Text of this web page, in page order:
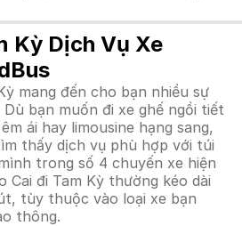
Kỳ Dịch Vụ Xe
mang đến cho bạn nhiều sự
bạn muốn đi xe ghế ngồi tiết
ái hay limousine hạng sang,
thấy dịch vụ phù hợp với túi
trong số 4 chuyến xe hiện
đi Tam Kỳ thường kéo dài
tùy thuộc vào loại xe bạn
thông.